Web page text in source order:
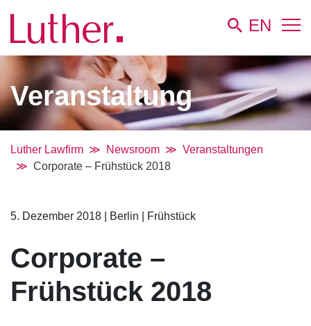
EN
Veranstaltung
Luther Lawfirm Newsroom
Veranstaltungen
Corporate – Frühstück 2018
5. Dezember 2018 Berlin Frühstück
Corporate –
Frühstück 2018